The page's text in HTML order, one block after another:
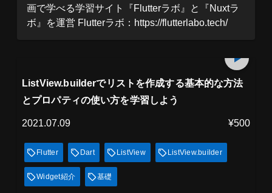
画で学べる学習サイト『Flutterラボ』と『Nuxtラ
ボ』を運営 Flutterラボ：https://flutterlabo.tech/
17min
見放題
ListView.builderでリストを作成する基本的な方法
とプロパティの使い方を学習しよう
2021.07.09 ¥500
Flutter Dart ListView ListView.builder
Widget紹介 基礎